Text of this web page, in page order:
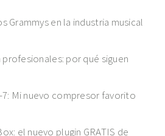
Grammys en la industria musical
por qué siguen
7: Mi nuevo compresor favorito
el nuevo plugin GRATIS de